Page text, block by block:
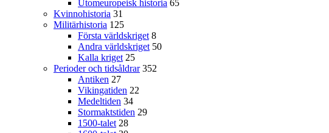
Utomeuropeisk historia 65
Kvinnohistoria 31
Militärhistoria 125
Första världskriget 8
Andra världskriget 50
Kalla kriget 25
Perioder och tidsåldrar 352
Antiken 27
Vikingatiden 22
Medeltiden 34
Stormaktstiden 29
1500-talet 28